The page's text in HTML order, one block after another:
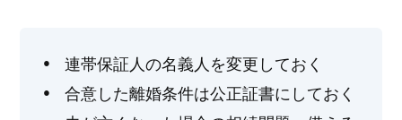
連帯保証人の名義人を変更しておく
合意した離婚条件は公正証書にしておく